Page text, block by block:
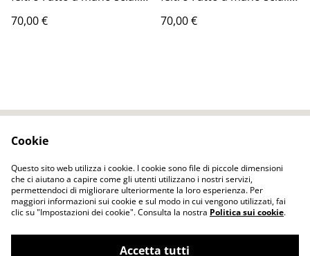
rosa
70,00 €
tulipani arancia
70,00 €
Privacy Policy
Cookie Policy
Cookie
Questo sito web utilizza i cookie. I cookie sono file di piccole dimensioni
che ci aiutano a capire come gli utenti utilizzano i nostri servizi,
permettendoci di migliorare ulteriormente la loro esperienza. Per
maggiori informazioni sui cookie e sul modo in cui vengono utilizzati, fai
clic su "Impostazioni dei cookie". Consulta la nostra Politica sui cookie.
Accetta tutti